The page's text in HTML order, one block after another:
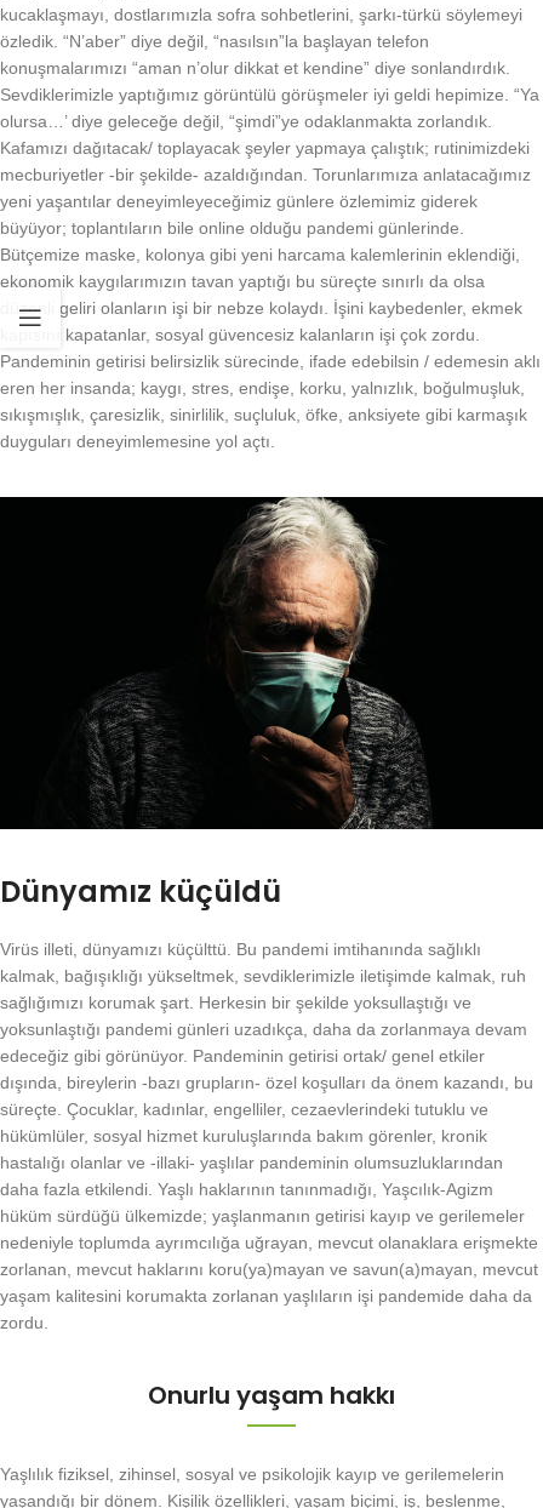
kucaklaşmayı, dostlarımızla sofra sohbetlerini, şarkı-türkü söylemeyi
özledik. “N’aber” diye değil, “nasılsın”la başlayan telefon
konuşmalarımızı “aman n’olur dikkat et kendine” diye sonlandırdık.
Sevdiklerimizle yaptığımız görüntülü görüşmeler iyi geldi hepimize. “Ya
olursa…’ diye geleceğe değil, “şimdi”ye odaklanmakta zorlandık.
Kafamızı dağıtacak/ toplayacak şeyler yapmaya çalıştık; rutinimizdeki
mecburiyetler -bir şekilde- azaldığından. Torunlarımıza anlatacağımız
yeni yaşantılar deneyimleyeceğimiz günlere özlemimiz giderek
büyüyor; toplantıların bile online olduğu pandemi günlerinde.
Bütçemize maske, kolonya gibi yeni harcama kalemlerinin eklendiği,
ekonomik kaygılarımızın tavan yaptığı bu süreçte sınırlı da olsa
düzenli geliri olanların işi bir nebze kolaydı. İşini kaybedenler, ekmek
kapısını kapatanlar, sosyal güvencesiz kalanların işi çok zordu.
Pandeminin getirisi belirsizlik sürecinde, ifade edebilsin / edemesin aklı
eren her insanda; kaygı, stres, endişe, korku, yalnızlık, boğulmuşluk,
sıkışmışlık, çaresizlik, sinirlilik, suçluluk, öfke, anksiyete gibi karmaşık
duyguları deneyimlemesine yol açtı.
Dünyamız küçüldü
Virüs illeti, dünyamızı küçülttü. Bu pandemi imtihanında sağlıklı
kalmak, bağışıklığı yükseltmek, sevdiklerimizle iletişimde kalmak, ruh
sağlığımızı korumak şart. Herkesin bir şekilde yoksullaştığı ve
yoksunlaştığı pandemi günleri uzadıkça, daha da zorlanmaya devam
edeceğiz gibi görünüyor. Pandeminin getirisi ortak/ genel etkiler
dışında, bireylerin -bazı grupların- özel koşulları da önem kazandı, bu
süreçte. Çocuklar, kadınlar, engelliler, cezaevlerindeki tutuklu ve
hükümlüler, sosyal hizmet kuruluşlarında bakım görenler, kronik
hastalığı olanlar ve -illaki- yaşlılar pandeminin olumsuzluklarından
daha fazla etkilendi. Yaşlı haklarının tanınmadığı, Yaşcılık-Agizm
hüküm sürdüğü ülkemizde; yaşlanmanın getirisi kayıp ve gerilemeler
nedeniyle toplumda ayrımcılığa uğrayan, mevcut olanaklara erişmekte
zorlanan, mevcut haklarını koru(ya)mayan ve savun(a)mayan, mevcut
yaşam kalitesini korumakta zorlanan yaşlıların işi pandemide daha da
zordu.
Onurlu yaşam hakkı
Yaşlılık fiziksel, zihinsel, sosyal ve psikolojik kayıp ve gerilemelerin
yaşandığı bir dönem. Kişilik özellikleri, yaşam biçimi, iş, beslenme,